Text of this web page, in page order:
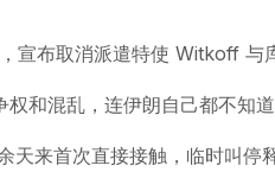
布取消派遣特使 Witkoff 与
权和混乱，连伊朗自己都不
天来首次直接接触，临时叫停